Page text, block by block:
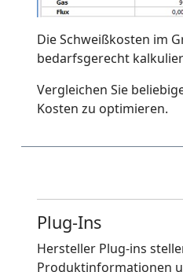
Die Schweißkosten im
bedarfsgerecht
Vergleichen Sie
Kosten zu optimieren.
Plug-Ins
Hersteller Plug-ins
Produktinformationen